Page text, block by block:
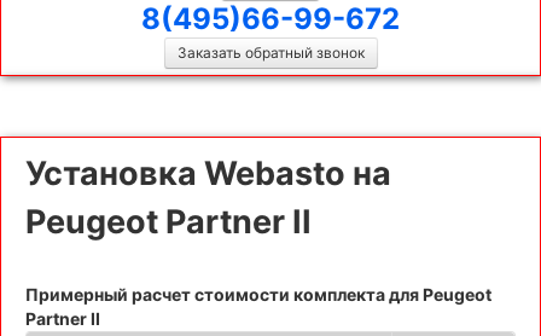
8(495)66-99-672
Заказать обратный звонок
Установка Webasto на
Peugeot Partner II
Примерный расчет стоимости комплекта для Peugeot
Partner II